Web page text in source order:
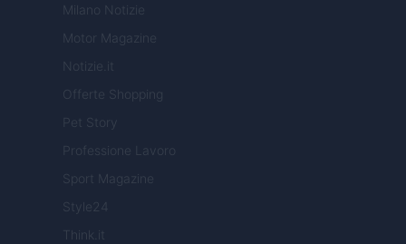
Milano Notizie
Motor Magazine
Notizie.it
Offerte Shopping
Pet Story
Professione Lavoro
Sport Magazine
Style24
Think.it